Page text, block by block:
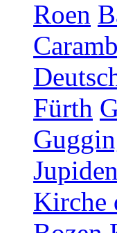
Roen
Fürth
Kirche